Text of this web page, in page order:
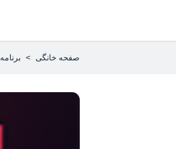
صفحه خانگی > برنامه